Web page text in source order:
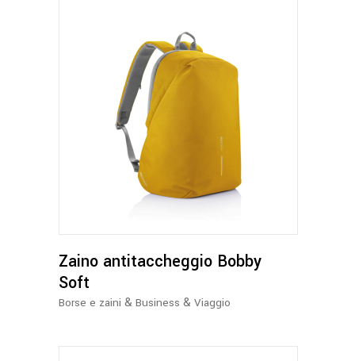
prodotto
prodotto
varianti.
opzioni
possono
essere
scelte
del
Zaino antitaccheggio Bobby
Soft
Borse e zaini & Business & Viaggio